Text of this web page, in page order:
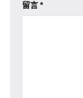
留言 *